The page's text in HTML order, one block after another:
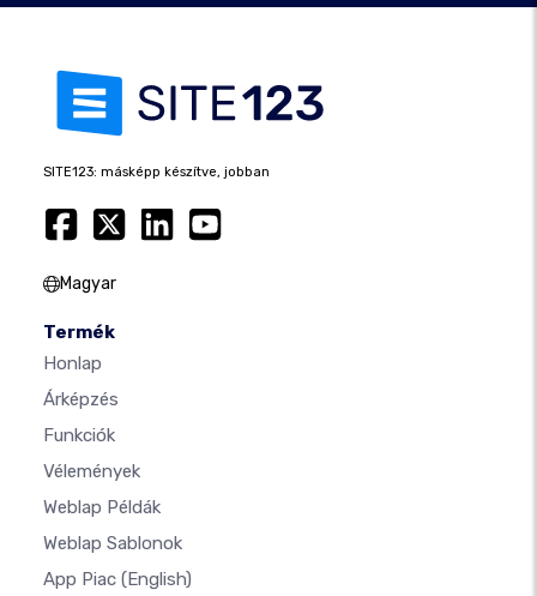
SITE123: másképp készítve, jobban
Magyar
Termék
Honlap
Árképzés
Funkciók
Vélemények
Weblap Példák
Weblap Sablonok
App Piac (English)